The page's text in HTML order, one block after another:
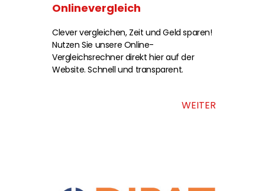
Onlinevergleich
Clever vergleichen, Zeit und Geld sparen!
Nutzen Sie unsere Online-
Vergleichsrechner direkt hier auf der
Website. Schnell und transparent.
WEITER